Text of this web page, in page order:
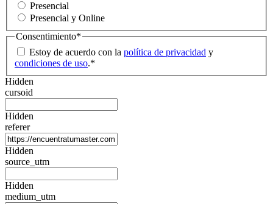
Presencial
Presencial y Online
Consentimiento*
Estoy de acuerdo con la política de privacidad y
condiciones de uso.*
Hidden
cursoid
Hidden
referer
Hidden
source_utm
Hidden
medium_utm